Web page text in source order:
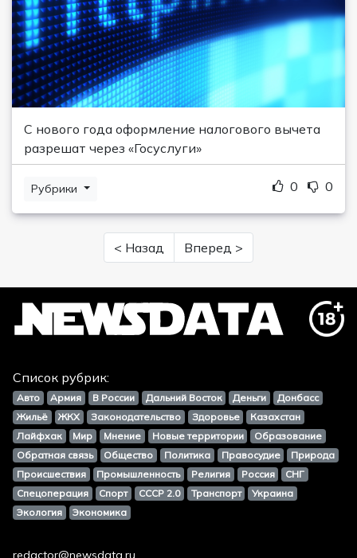
С нового года оформление налогового вычета
разрешат через «Госуслуги»
Рубрики 0 0
< Назад Вперед >
Список рубрик:
Авто Армия В России Дальний Восток Деньги
Донбасс
Жильё
ЖКХ Законодательство Здоровье
Казахстан
Лайфхак
Мир Мнение Новые территории
Образование
Обратная связь
Общество Политика Правосудие
Природа
Происшествия
Промышленность Религия Россия
СНГ
Спецоперация
Спорт СССР 2.0 Транспорт
Украина
Экология
Экономика
redactor@newsdata.ru